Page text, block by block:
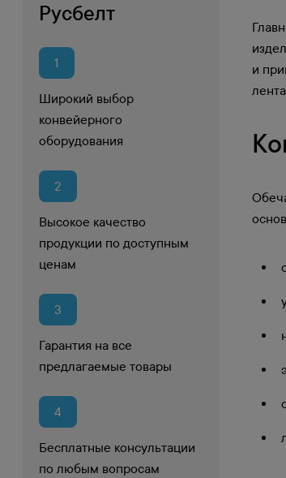
Русбелт
1
Широкий выбор
конвейерного
оборудования
2
Высокое качество
продукции по доступным
ценам
3
Гарантия на все
предлагаемые товары
4
Бесплатные консультации
по любым вопросам
и